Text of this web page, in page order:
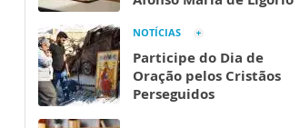
NOTÍCIAS
Participe do Dia de
Oração pelos Cristãos
Perseguidos